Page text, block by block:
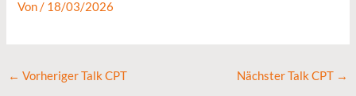
Von/ 18/03/2026
← Vorheriger Talk CPT Nächster Talk CPT →